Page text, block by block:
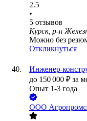
2.5
•
5 отзывов
Курск, р-н
Можно без
Откликнуться
Инженер-
до 150 000 ₽ за
Опыт 1-3 года
ООО